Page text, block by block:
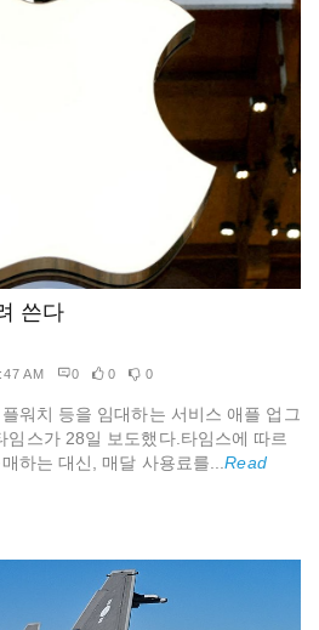
쓴다
AM 0 0 0
워치 등을 임대하는 서비스 애플 업그
임스가 28일 보도했다.타임스에 따르
하는 대신, 매달 사용료를...Read